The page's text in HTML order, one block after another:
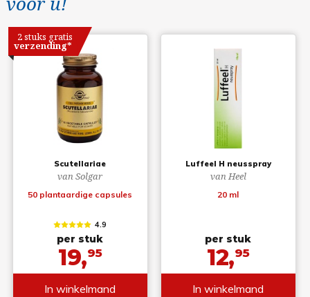
Scutellariae
van Solgar
50 plantaardige capsules
2 stuks gratis
verzending*
4.9
per stuk
19,95
In winkelmand
Luffeel H neusspray
van Heel
20 ml
per stuk
12,95
In winkelmand